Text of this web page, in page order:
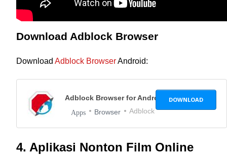
Download Adblock Browser
Download Adblock BrowserAndroid:
Adblock Browser for Android 1.0
Apps Browser Adblock
DOWNLOAD
4. Aplikasi Nonton Film Online